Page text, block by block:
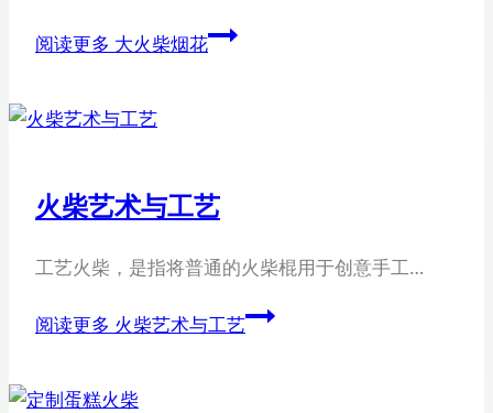
阅读更多 大火柴烟花
火柴艺术与工艺
工艺火柴，是指将普通的火柴棍用于创意手工…
阅读更多 火柴艺术与工艺